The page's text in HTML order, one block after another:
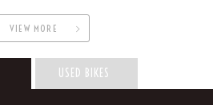
VIEW MORE
USED BIKES